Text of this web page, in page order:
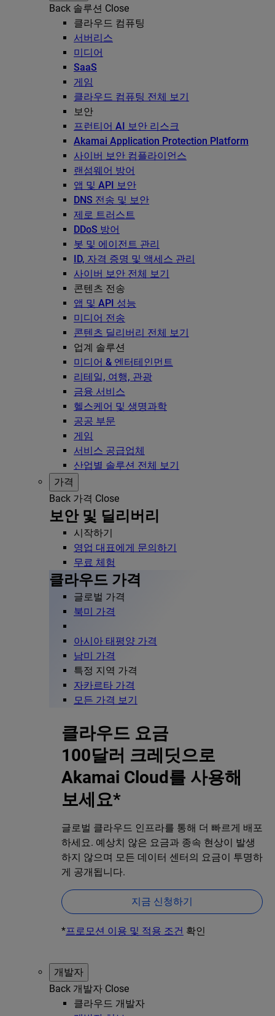
Back 솔루션 Close
클라우드 컴퓨팅
서버리스
미디어
SaaS
게임
클라우드 컴퓨팅 전체 보기
보안
프런티어 AI 보안 리스크
Akamai Application Protection Platform
사이버 보안 컴플라이언스
랜섬웨어 방어
앱 및 API 보안
DNS 전송 및 보안
제로 트러스트
DDoS 방어
봇 및 에이전트 관리
ID, 자격 증명 및 액세스 관리
사이버 보안 전체 보기
콘텐츠 전송
앱 및 API 성능
미디어 전송
콘텐츠 딜리버리 전체 보기
업계 솔루션
미디어 & 엔터테인먼트
리테일, 여행, 관광
금융 서비스
헬스케어 및 생명과학
공공 부문
게임
서비스 공급업체
산업별 솔루션 전체 보기
가격
Back 가격 Close
보안 및 딜리버리
시작하기
영업 대표에게 문의하기
무료 체험
클라우드 가격
글로벌 가격
북미 가격
아시아 태평양 가격
남미 가격
특정 지역 가격
자카르타 가격
모든 가격 보기
클라우드 요금
100달러 크레딧으로
Akamai Cloud를 사용해
보세요*
글로벌 클라우드 인프라를 통해 더 빠르게 배포
하세요. 예상치 않은 요금과 종속 현상이 발생
하지 않으며 모든 데이터 센터의 요금이 투명하
게 공개됩니다.
지금 신청하기
*프로모션 이용 및 적용 조건 확인
개발자
Back 개발자 Close
클라우드 개발자